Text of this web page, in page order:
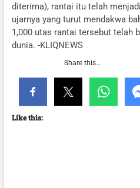
diterima), rantai itu telah menjadi
ujarnya yang turut mendakwa
1,000 utas rantai tersebut telah
dunia. -KLIQNEWS
Share this…
Like this: